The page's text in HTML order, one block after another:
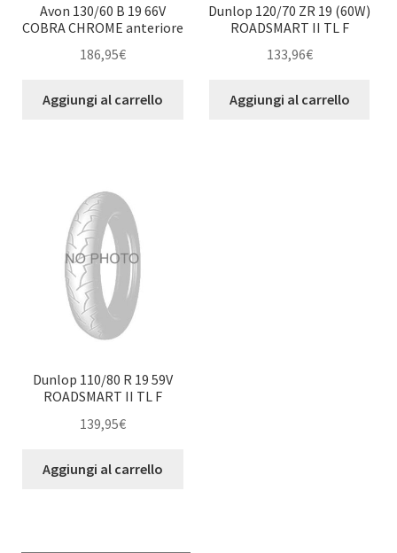
Avon 130/60 B 19 66V
COBRA CHROME anteriore
186,95€
Aggiungi al carrello
Dunlop 120/70 ZR 19 (60W)
ROADSMART II TL F
133,96€
Aggiungi al carrello
Dunlop 110/80 R 19 59V
ROADSMART II TL F
139,95€
Aggiungi al carrello